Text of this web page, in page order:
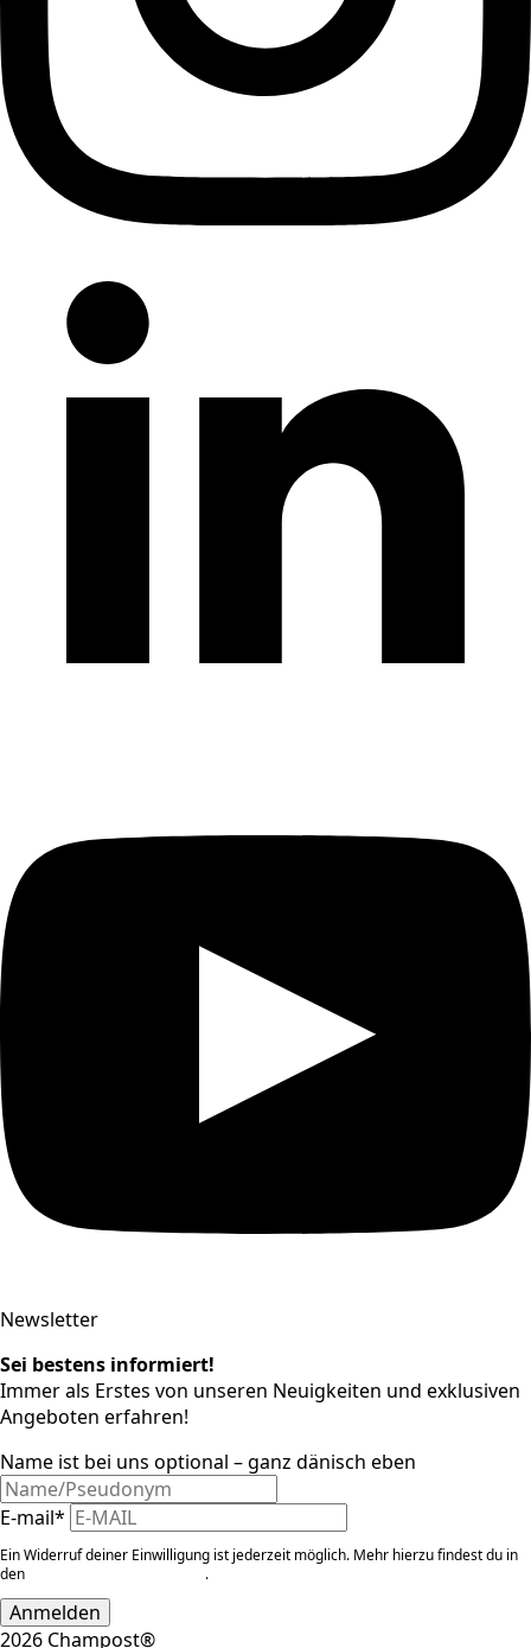
Newsletter
Sei bestens informiert!
Immer als Erstes von unseren Neuigkeiten und exklusiven
Angeboten erfahren!
Name ist bei uns optional – ganz dänisch eben
E-mail*
Ein Widerruf deiner Einwilligung ist jederzeit möglich. Mehr hierzu findest du in
den
.
Anmelden
2026 Champost®